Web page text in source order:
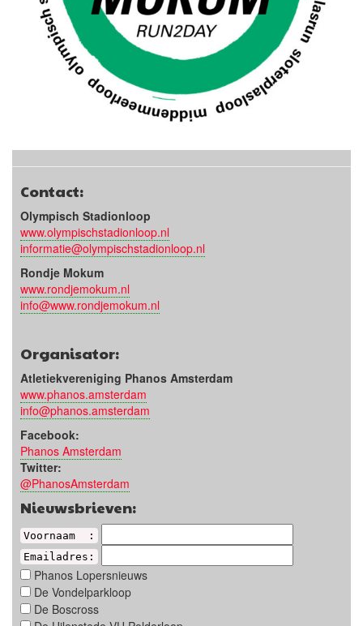
Contact:
Olympisch Stadionloop
www.olympischstadionloop.nl
informatie@olympischstadionloop.nl
Rondje Mokum
www.rondjemokum.nl
info@www.rondjemokum.nl
Organisator:
Atletiekvereniging Phanos Amsterdam
www.phanos.amsterdam
info@phanos.amsterdam
Facebook:
Phanos Amsterdam
Twitter:
@PhanosAmsterdam
Nieuwsbrieven:
Voornaam :
Emailadres:
Phanos Lopersnieuws
De Vondelparkloop
De Boscross